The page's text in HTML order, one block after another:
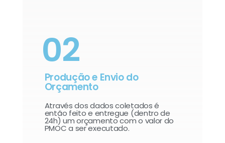
02
Produção e Envio do
Orçamento
Através dos dados coletados é
então feito e entregue (dentro de
24h) um orçamento com o valor do
PMOC a ser executado.